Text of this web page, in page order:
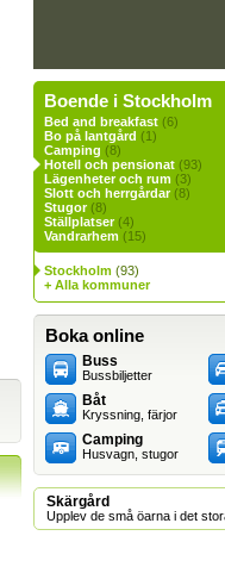
Boende i Stockholm
Bed and breakfast (6)
Bo på lantgård (1)
Camping (8)
Hotell och pensionat (93)
Lägenheter och rum (3)
Slott och herrgårdar(8)
Stugor(8)
Ställplatser(4)
Vandrarhem (15)
Stockholm (93)
+ Alla kommuner
Boka online
Buss
Bussbiljetter
Båt
Kryssning, färjor
Camping
Husvagn, stugor
Skärgård
Upplev de små öarna i det